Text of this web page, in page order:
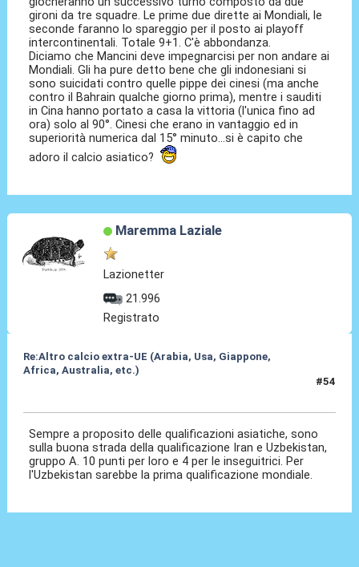
gironi da tre squadre. Le prime due dirette ai Mondiali, le
seconde faranno lo spareggio per il posto ai playoff
intercontinentali. Totale 9+1. C'è abbondanza.
Diciamo che Mancini deve impegnarcisi per non andare ai
Mondiali. Gli ha pure detto bene che gli indonesiani si
sono suicidati contro quelle pippe dei cinesi (ma anche
contro il Bahrain qualche giorno prima), mentre i sauditi
in Cina hanno portato a casa la vittoria (l'unica fino ad
ora) solo al 90°. Cinesi che erano in vantaggio ed in
superiorità numerica dal 15° minuto...si è capito che
adoro il calcio asiatico?
Maremma Laziale
Lazionetter
21.996
Registrato
Re:Altro calcio extra-UE (Arabia, Usa, Giappone,
Africa, Australia, etc.)
#54
Sempre a proposito delle qualificazioni asiatiche, sono
sulla buona strada della qualificazione Iran e Uzbekistan,
gruppo A. 10 punti per loro e 4 per le inseguitrici. Per
l'Uzbekistan sarebbe la prima qualificazione mondiale.